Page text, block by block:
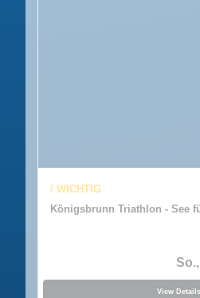
/ WICHTIG
Königsbrunn Triathlon - See
View Details